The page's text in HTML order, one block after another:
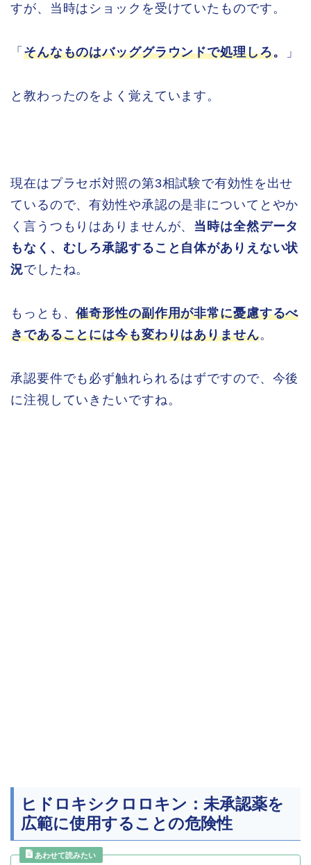
すが、当時はショックを受けていたものです。
「 そんなものはバッググラウンドで処理しろ。 」
と教わったのをよく覚えています。
現在はプラセボ対照の第3相試験で有効性を出せ
ているので、有効性や承認の是非についてとやか
く言うつもりはありませんが、 当時は全然データ
もなく、むしろ承認すること自体がありえない状
況でしたね。
もっとも、催奇形性の副作用が非常に憂慮するべ
きであることには今も変わりはありません。
承認要件でも必ず触れられるはずですので、今後
に注視していきたいですね。
ヒドロキシクロロキン：未承認薬を
広範に使用することの危険性